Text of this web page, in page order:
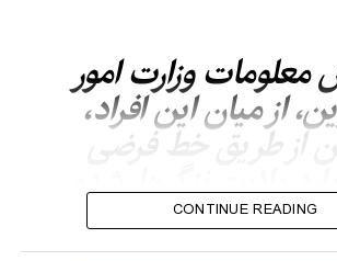
معلومات وزارت امور
از میان این افراد،
تن از طریق خط فرضی
ولایت ننگرهار شده
تن دیگر از مسیر سپین
CONTINUE READING